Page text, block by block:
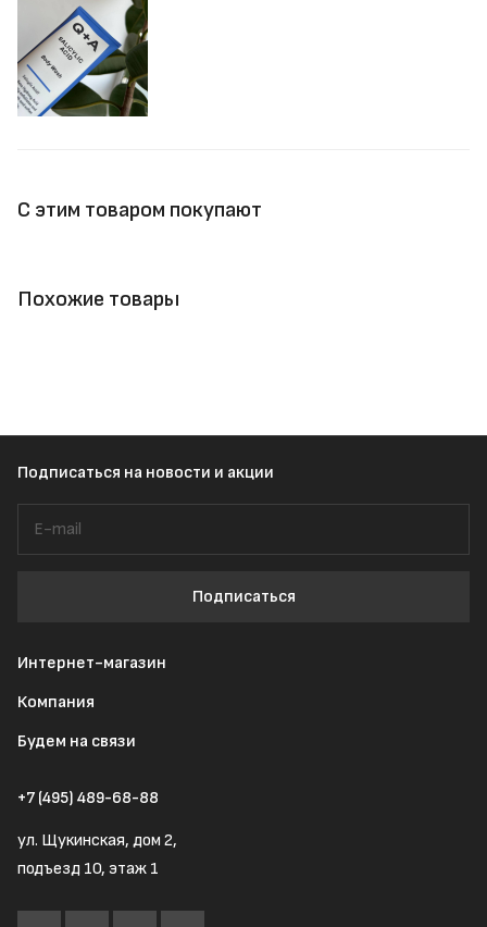
С этим товаром покупают
Похожие товары
Подписаться на новости и акции
Подписаться
Интернет-магазин
Компания
Будем на связи
+7 (495) 489-68-88
ул. Щукинская, дом 2,
подъезд 10, этаж 1